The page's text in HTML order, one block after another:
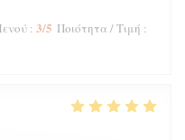
: 3/5 Ποιότητα / Τιμή :